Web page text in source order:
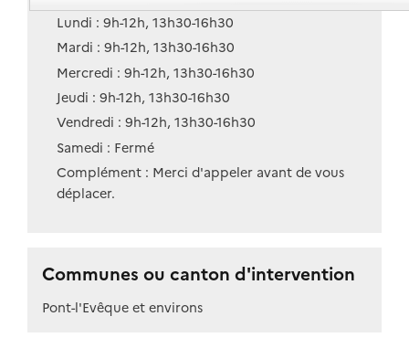
Lundi : 9h-12h, 13h30-16h30
Mardi : 9h-12h, 13h30-16h30
Mercredi : 9h-12h, 13h30-16h30
Jeudi : 9h-12h, 13h30-16h30
Vendredi : 9h-12h, 13h30-16h30
Samedi : Fermé
Complément : Merci d'appeler avant de vous
déplacer.
Communes ou canton d'intervention
Pont-l'Evêque et environs